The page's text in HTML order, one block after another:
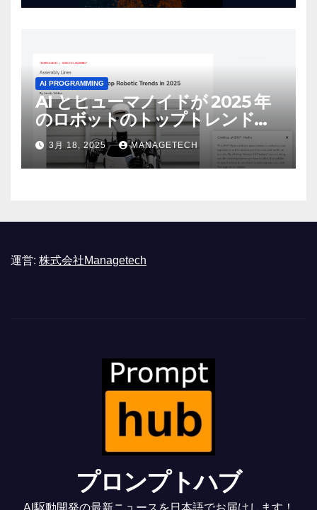
AI PROGRAMMING
AI とヒューマノイドが 2025 年
のロボットのトップトレンドに |
ASSEMBLY
3月 18, 2025 MANAGETECH
運営: 株式会社Managetech
プロンプトハブ